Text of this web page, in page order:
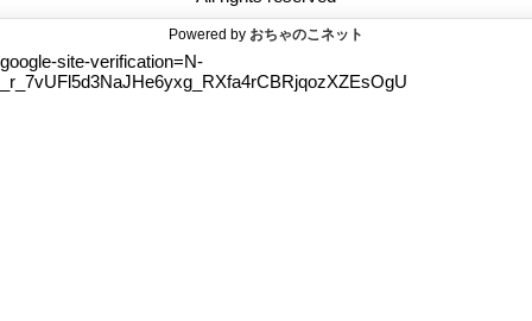
Powered by おちゃのこネット
google-site-verification=N-
_r_7vUFl5d3NaJHe6yxg_RXfa4rCBRjqozXZEsOgU